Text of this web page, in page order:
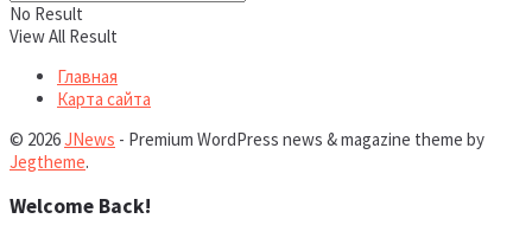
No Result
View All Result
Главная
Карта сайта
© 2026JNews - Premium WordPress news & magazine theme by
Jegtheme.
Welcome Back!